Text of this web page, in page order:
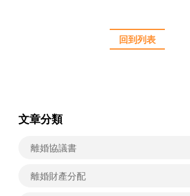
回到列表
文章分類
離婚協議書
離婚財產分配